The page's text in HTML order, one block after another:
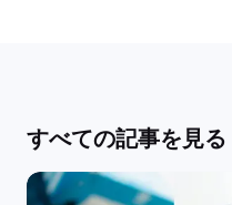
すべての記事を見る